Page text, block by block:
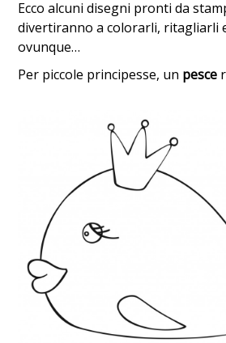
Ecco alcuni disegni pronti da
divertiranno a colorarli, ritagliarli
ovunque…
Per piccole principesse, un pesce